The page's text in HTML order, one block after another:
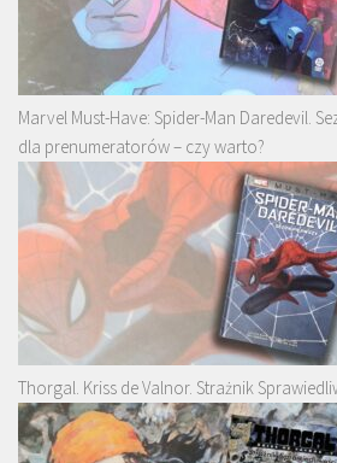
Marvel Must-Have: Spider-Man Daredevil.
dla prenumeratorów – czy warto?
Thorgal. Kriss de Valnor. Strażnik